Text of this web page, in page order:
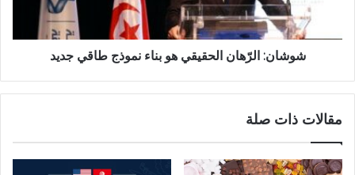
شوشان: الرّهان الحقيقي هو بناء نموذج طاقي جديد
مقالات ذات صلة